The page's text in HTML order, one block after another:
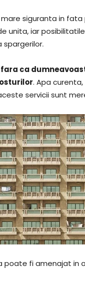
siguranta in
unita, iar
ca
. Apa
servicii sunt
fi amenajat in